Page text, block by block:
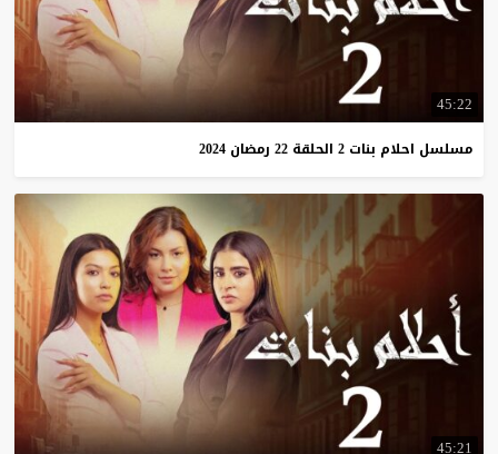
45:22
مسلسل احلام بنات 2 الحلقة 22 رمضان 2024
45:21